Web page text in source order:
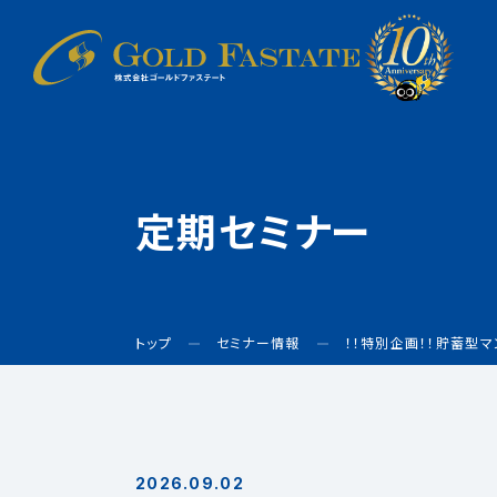
定期セミナー
トップ セミナー情報 ！！特別企画！！貯蓄型
2026.09.02